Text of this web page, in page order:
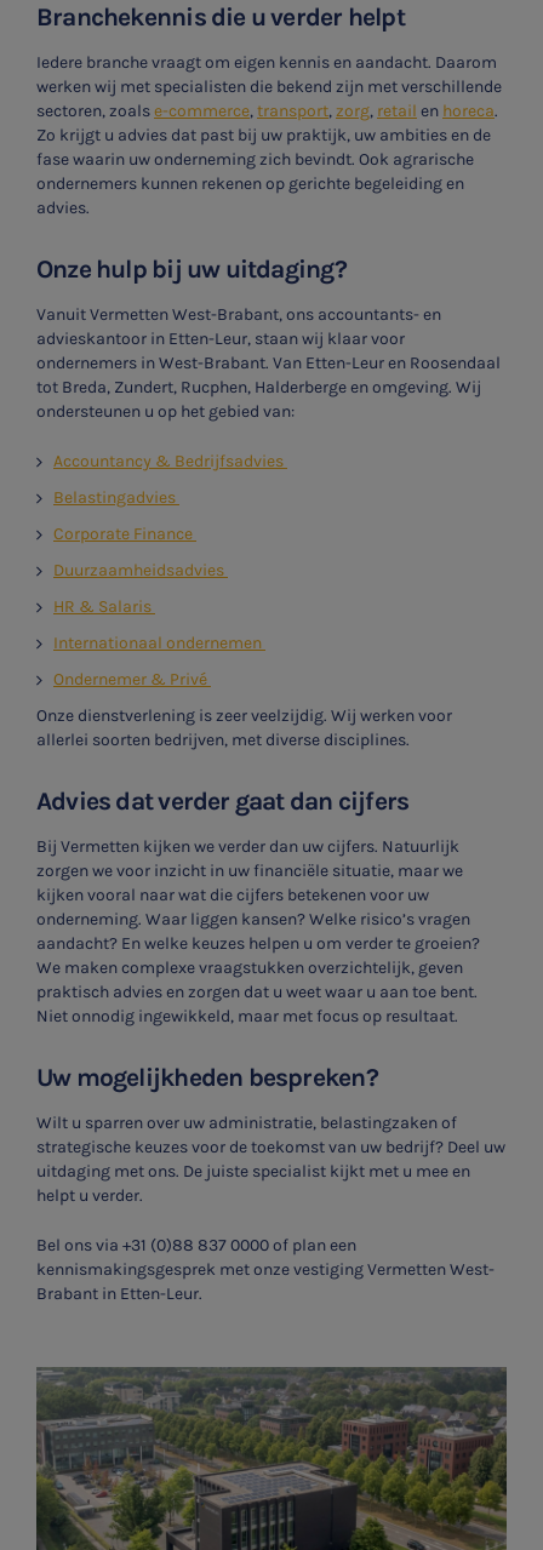
Branchekennis die u verder helpt
Iedere branche vraagt om eigen kennis en aandacht. Daarom
werken wij met specialisten die bekend zijn met verschillende
sectoren, zoalse-commerce,transport,zorg, retail en horeca.
Zo krijgt u advies dat past bij uw praktijk, uw ambities en de
fase waarin uw onderneming zich bevindt. Ook agrarische
ondernemers kunnen rekenen op gerichte begeleiding en
advies.
Onze hulp bij uw uitdaging?
Vanuit VermettenWest-Brabant, ons accountants- en
advieskantoor in Etten-Leur, staan wij klaar voor
ondernemers in West-Brabant. Van Etten-Leur en Roosendaal
tot Breda, Zundert, Rucphen, Halderberge en omgeving. Wij
ondersteunen u op het gebied van:
Accountancy & Bedrijfsadvies
Belastingadvies
Corporate Finance
Duurzaamheidsadvies
HR & Salaris
Internationaal ondernemen
Ondernemer & Privé
Onze dienstverlening is zeer veelzijdig. Wij werken voor
allerlei soorten bedrijven, met diverse disciplines.
Advies dat verder gaat dan cijfers
Bij Vermetten kijken we verder dan uw cijfers. Natuurlijk
zorgen we voor inzicht in uw financiële situatie, maar we
kijken vooral naar wat die cijfers betekenen voor uw
onderneming. Waar liggen kansen? Welke risico’s vragen
aandacht? En welke keuzes helpen u om verder te groeien?
We maken complexe vraagstukken overzichtelijk, geven
praktisch advies en zorgen dat u weet waar u aan toe bent.
Niet onnodig ingewikkeld, maar met focus op resultaat.
Uw mogelijkheden bespreken?
Wilt u sparren over uw administratie, belastingzaken of
strategische keuzes voor de toekomst van uw bedrijf? Deel uw
uitdaging met ons. De juiste specialist kijkt met u mee en
helpt u verder.
Bel ons via +31 (0)88 837 0000 of plan een
kennismakingsgesprek met onze vestigingVermetten West-
Brabant in Etten-Leur.